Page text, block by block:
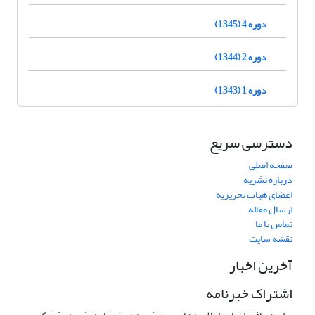
دوره 4 (1345)
دوره 2 (1344)
دوره 1 (1343)
دسترسی سریع
صفحه اصلی
درباره نشریه
اعضای هیات تحریریه
ارسال مقاله
تماس با ما
نقشه سایت
آخرین اخبار
اشتراک خبرنامه